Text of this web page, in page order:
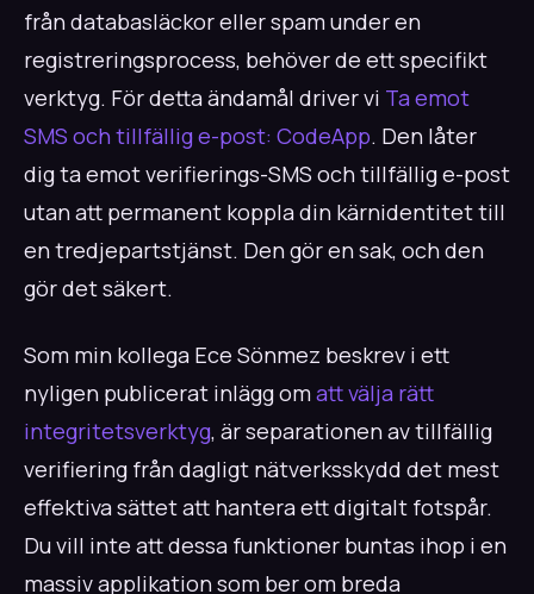
från databasläckor eller spam under en
registreringsprocess, behöver de ett specifikt
verktyg. För detta ändamål driver vi Ta emot
SMS och tillfällig e-post: CodeApp. Den låter
dig ta emot verifierings-SMS och tillfällig e-post
utan att permanent koppla din kärnidentitet till
en tredjepartstjänst. Den gör en sak, och den
gör det säkert.
Som min kollega Ece Sönmez beskrev i ett
nyligen publicerat inlägg omatt välja rätt
integritetsverktyg, är separationen av tillfällig
verifiering från dagligt nätverksskydd det mest
effektiva sättet att hantera ett digitalt fotspår.
Du vill inte att dessa funktioner buntas ihop i en
massiv applikation som ber om breda